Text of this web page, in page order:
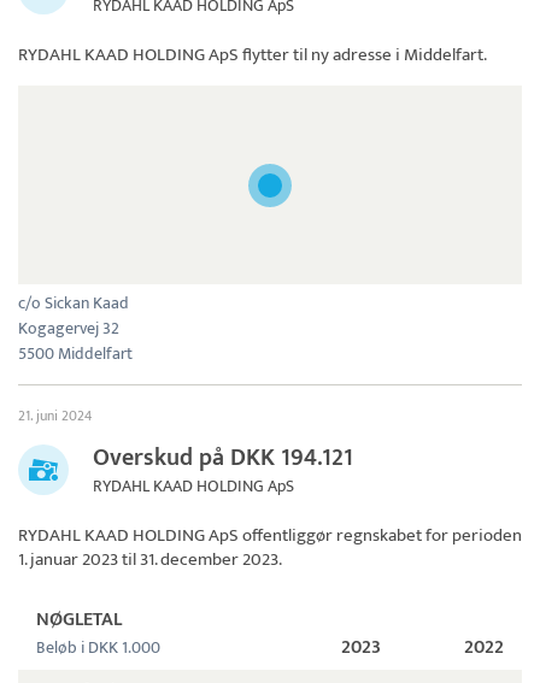
RYDAHL KAAD HOLDING ApS
RYDAHL KAAD HOLDING ApSflytter til ny adresse i Middelfart.
c/o Sickan Kaad
Kogagervej 32
5500 Middelfart
21. juni 2024
Overskud på DKK 194.121
RYDAHL KAAD HOLDING ApS
RYDAHL KAAD HOLDING ApSoffentliggør regnskabet for perioden
1. januar 2023 til 31. december 2023.
NØGLETAL
Beløb i DKK 1.000 2023 2022